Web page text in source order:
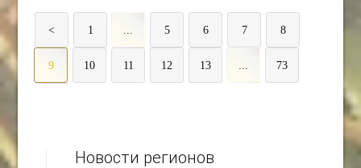
< 1 ... 5 6 7 8
9 10 11 12 13 ... 73
Новости регионов